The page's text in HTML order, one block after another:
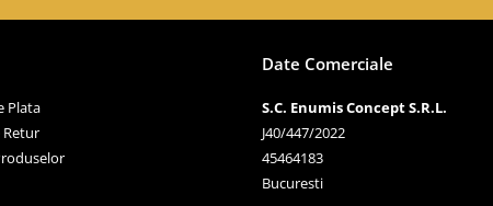
Plata
Retur
Date Comerciale
S.C. Enumis Concept S.R.L.
J40/447/2022
45464183
Bucuresti